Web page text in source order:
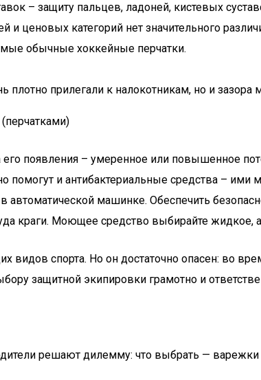
– защиту пальцев, ладоней, кистевых
и ценовых категорий нет значительного
обычные хоккейные перчатки.
плотно прилегали к налокотникам, но и
появления – умеренное или повышенное
помогут и антибактериальные средства –
в автоматической машинке. Обеспечить
краги. Моющее средство выбирайте
спорта. Но он достаточно опасен: во
защитной экипировки грамотно и
решают дилемму: что выбрать — варежки